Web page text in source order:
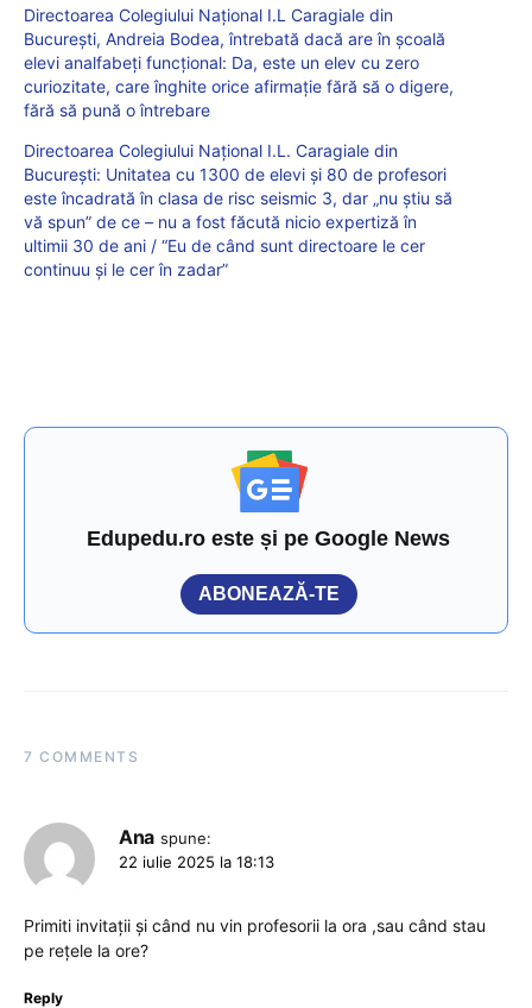
Directoarea Colegiului Național I.L Caragiale din
București, Andreia Bodea, întrebată dacă are în școală
elevi analfabeți funcțional: Da, este un elev cu zero
curiozitate, care înghite orice afirmație fără să o digere,
fără să pună o întrebare
Directoarea Colegiului Național I.L. Caragiale din
București: Unitatea cu 1300 de elevi și 80 de profesori
este încadrată în clasa de risc seismic 3, dar „nu știu să
vă spun” de ce – nu a fost făcută nicio expertiză în
ultimii 30 de ani / “Eu de când sunt directoare le cer
continuu și le cer în zadar”
Edupedu.ro este și pe Google News
ABONEAZĂ-TE
7 COMMENTS
Ana spune:
22 iulie 2025 la 18:13
Primiti invitații și când nu vin profesorii la ora ,sau când stau
pe rețele la ore?
Reply